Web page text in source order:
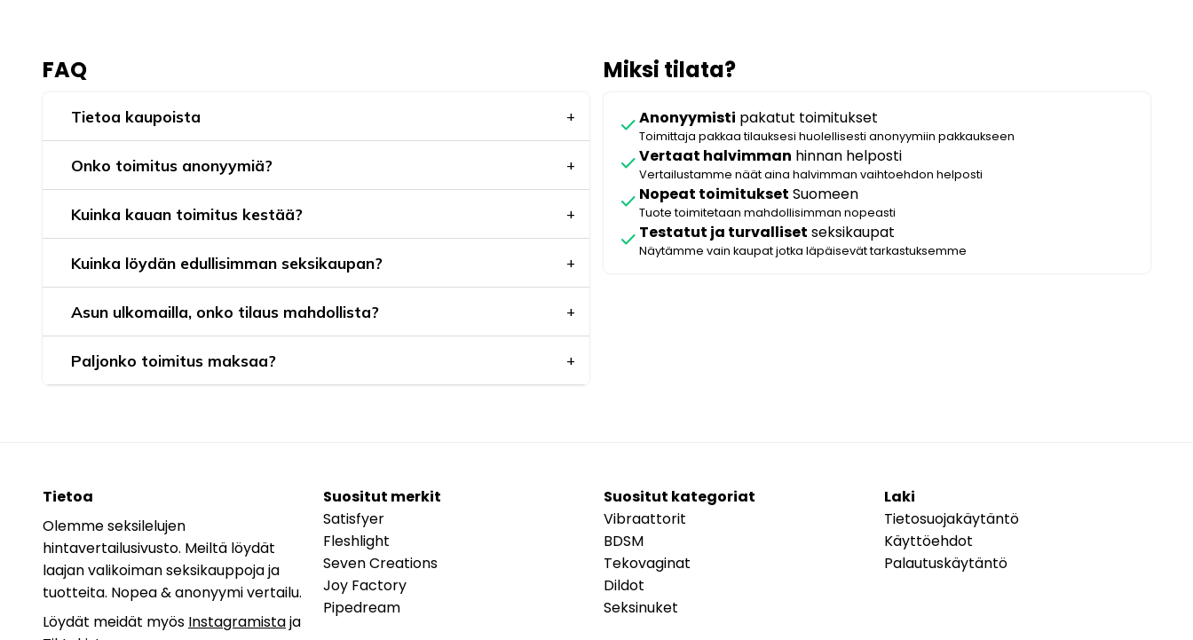
FAQ
Tietoa kaupoista
Onko toimitus anonyymiä?
Kuinka kauan toimitus kestää?
Kuinka löydän edullisimman seksikaupan?
Asun ulkomailla, onko tilaus mahdollista?
Paljonko toimitus maksaa?
Miksi tilata?
checkAnonyymisti pakatut toimitukset
Toimittaja pakkaa tilauksesi huolellisesti anonyymiin pakkaukseen
checkVertaat halvimman hinnan helposti
Vertailustamme näät aina halvimman vaihtoehdon helposti
check Nopeat toimitukset Suomeen
Tuote toimitetaan mahdollisimman nopeasti
check Testatut ja turvalliset seksikaupat
Näytämme vain kaupat jotka läpäisevät tarkastuksemme
Tietoa
Olemme seksilelujen
hintavertailusivusto. Meiltä löydät
laajan valikoiman seksikauppoja ja
tuotteita. Nopea & anonyymi vertailu.
Löydät meidät myös Instagramistaja
Suositut merkit
Satisfyer
Fleshlight
Seven Creations
Joy Factory
Pipedream
Suositut kategoriat
Vibraattorit
BDSM
Tekovaginat
Dildot
Seksinuket
Laki
Tietosuojakäytäntö
Käyttöehdot
Palautuskäytäntö